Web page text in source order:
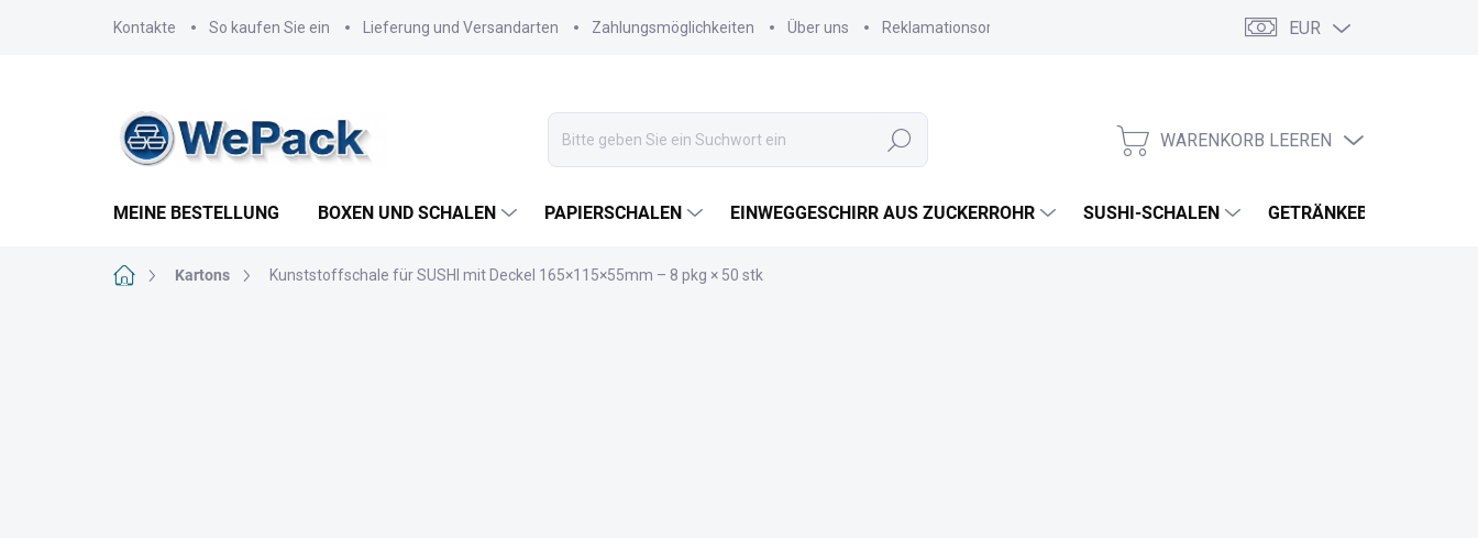
Kontakte So kaufen Sie ein Lieferung und Versandarten Zahlungsmöglichkeiten Über uns Reklamationsordnung Allgemeine Geschäftsbedingungen GDPR
EUR
Suchen WARENKORB
WARENKORB LEEREN
MEINE BESTELLUNG BOXEN UND SCHALEN PAPIERSCHALEN EINWEGGESCHIRR AUS ZUCKERROHR SUSHI-SCHALEN GETRÄNKEBECHER
StartseiteKartons Kunststoffschale für SUSHI mit Deckel 165×115×55mm – 8 pkg × 50 stk